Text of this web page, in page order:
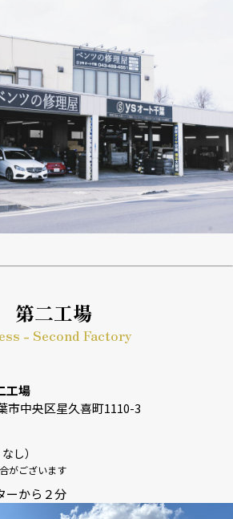
第二工場
- Second Factory
工場
中央区星久喜町1110-3
し）
がございます
から２分